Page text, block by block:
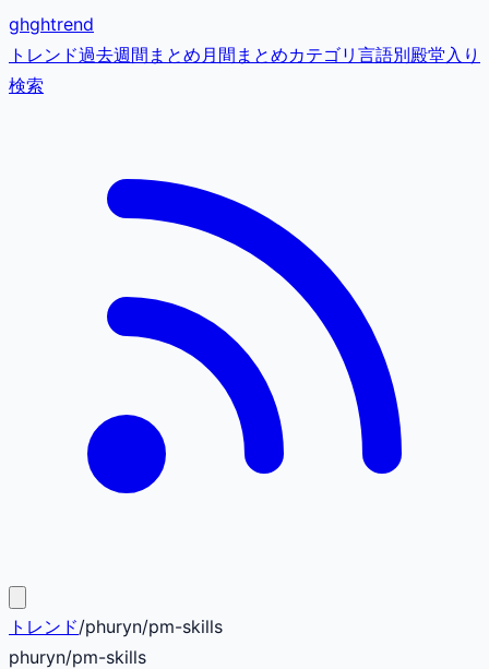
ghghtrend
トレンド過去週間まとめ月間まとめカテゴリ 言語別殿堂入り
検索
トレンド/phuryn/pm-skills
phuryn/pm-skills